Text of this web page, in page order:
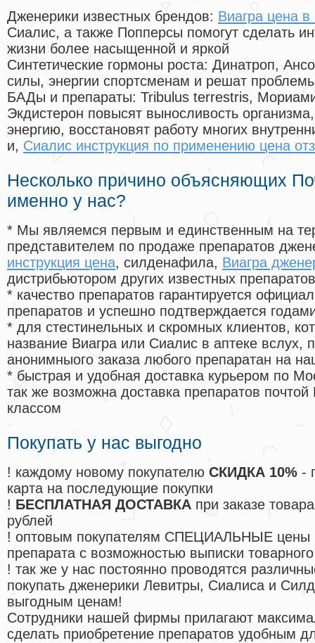
Дженерики известных брендов: Виагра цена
Сиалис, а также Попперсы помогут сделать
жизни более насыщенной и яркой
Синтетические гормоны роста: Динатроп,
силы, энергии спортсменам и решат
БАДы и препараты: Tribulus terrestris,
Экдистерон повысят выносливость
энергию, восстановят работу многих
и, Сиалис инструкция по применению цена
Несколько причино объясняющих
именно у нас?
* Мы являемся первым и единственным на
представителем по продаже препаратов
инструкция цена, силденафила, Виагра
дистрибьютором других известных препаратов
* качество препаратов гарантируется
препаратов и успешно подтверждается
* для стестинельных и скромных клиентов,
название Виагра или Сиалис в аптеке вслух,
анонимныого заказа любого препаратан на
* быстрая и удобная доставка курьером по
так же возможна доставка препаратов
классом
Покупать у нас выгодно
! каждому новому покупателю СКИДКА 10% -
карта на последующие покупки
! БЕСПЛАТНАЯ ДОСТАВКА при заказе
рублей
! оптовым покупателям СПЕЦИАЛЬНЫЕ цены
препарата с возможностью выписки
! так же у нас постоянно проводятся
покупать дженерики Левитры, Сиалиса и
выгодным ценам!
Cотрудники нашей фирмы прилагают
сделать приобретение препаратов удобным